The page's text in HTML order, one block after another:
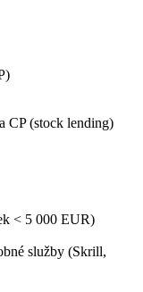
CP (stock lending)
< 5 000 EUR)
služby (Skrill,